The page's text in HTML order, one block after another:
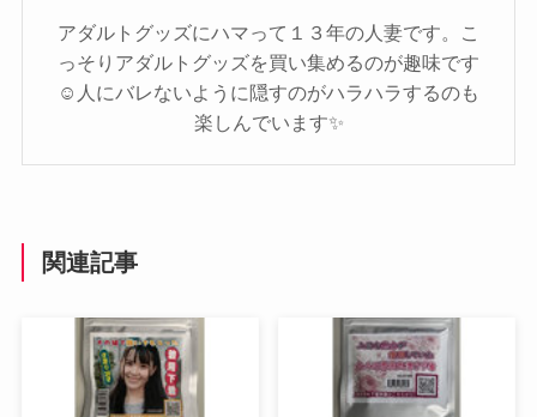
アダルトグッズにハマって１３年の人妻です。こ
っそりアダルトグッズを買い集めるのが趣味です
☺️人にバレないように隠すのがハラハラするのも
楽しんでいます✨️
関連記事